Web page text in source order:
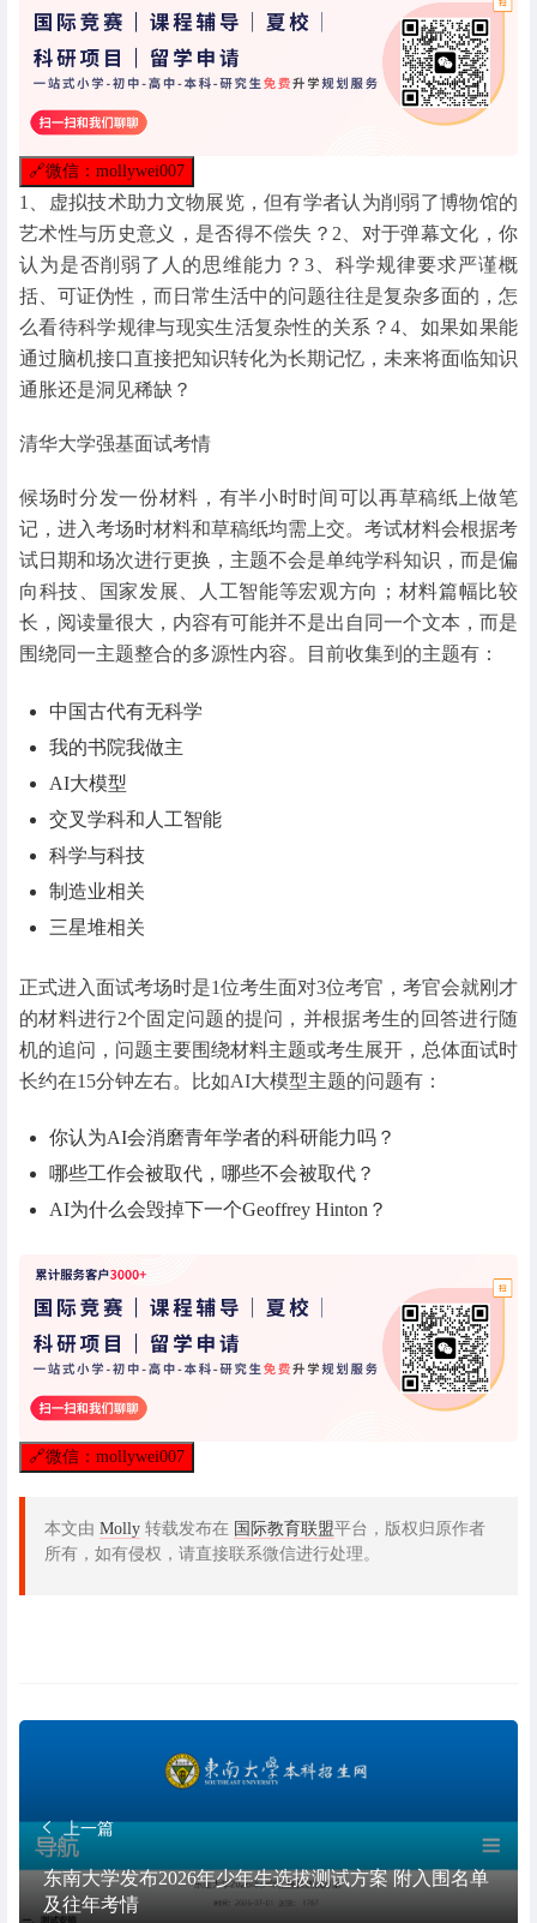
🔗微信：mollywei007
1、虚拟技术助力文物展览，但有学者认为削弱了博物馆的
艺术性与历史意义，是否得不偿失？2、对于弹幕文化，你
认为是否削弱了人的思维能力？3、科学规律要求严谨概
括、可证伪性，而日常生活中的问题往往是复杂多面的，怎
么看待科学规律与现实生活复杂性的关系？4、如果如果能
通过脑机接口直接把知识转化为长期记忆，未来将面临知识
通胀还是洞见稀缺？
清华大学强基面试考情
候场时分发一份材料，有半小时时间可以再草稿纸上做笔
记，进入考场时材料和草稿纸均需上交。考试材料会根据考
试日期和场次进行更换，主题不会是单纯学科知识，而是偏
向科技、国家发展、人工智能等宏观方向；材料篇幅比较
长，阅读量很大，内容有可能并不是出自同一个文本，而是
围绕同一主题整合的多源性内容。目前收集到的主题有：
中国古代有无科学
我的书院我做主
AI大模型
交叉学科和人工智能
科学与科技
制造业相关
三星堆相关
正式进入面试考场时是1位考生面对3位考官，考官会就刚才
的材料进行2个固定问题的提问，并根据考生的回答进行随
机的追问，问题主要围绕材料主题或考生展开，总体面试时
长约在15分钟左右。比如AI大模型主题的问题有：
你认为AI会消磨青年学者的科研能力吗？
哪些工作会被取代，哪些不会被取代？
AI为什么会毁掉下一个Geoffrey Hinton？
🔗微信：mollywei007
本文由 Molly 转载发布在 国际教育联盟平台，版权归原作者
所有，如有侵权，请直接联系微信进行处理。
上一篇
东南大学发布2026年少年生选拔测试方案 附入围名单
及往年考情